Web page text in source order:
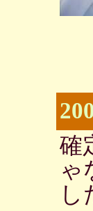
確
ゃ
し